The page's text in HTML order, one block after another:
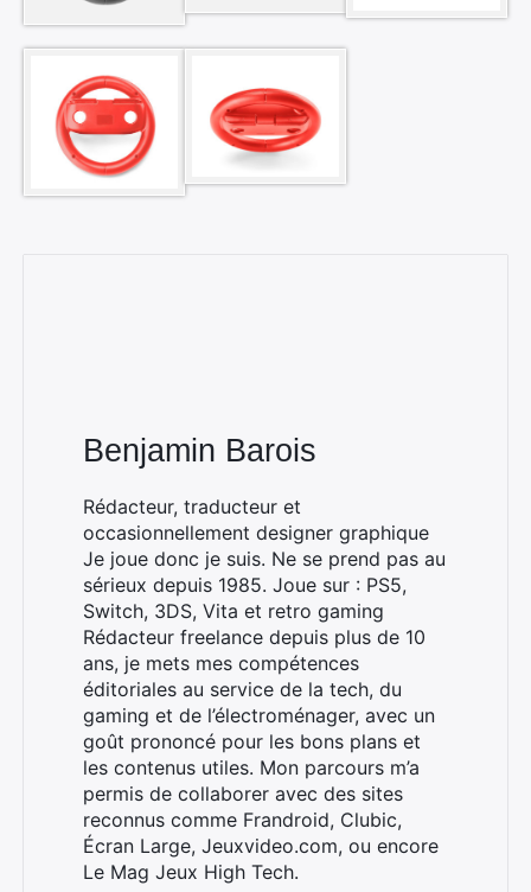
Benjamin Barois
Rédacteur, traducteur et
occasionnellement designer graphique
Je joue donc je suis. Ne se prend pas au
sérieux depuis 1985. Joue sur : PS5,
Switch, 3DS, Vita et retro gaming
Rédacteur freelance depuis plus de 10
ans, je mets mes compétences
éditoriales au service de la tech, du
gaming et de l’électroménager, avec un
goût prononcé pour les bons plans et
les contenus utiles. Mon parcours m’a
permis de collaborer avec des sites
reconnus comme Frandroid, Clubic,
Écran Large, Jeuxvideo.com, ou encore
Le Mag Jeux High Tech.